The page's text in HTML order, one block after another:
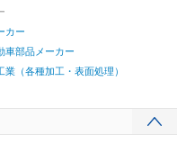
カー
車部品メーカー
業（各種加工・表面処理）